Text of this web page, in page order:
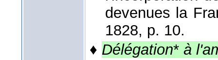
devenues la
1828, p. 10.
♦ Délégation* à